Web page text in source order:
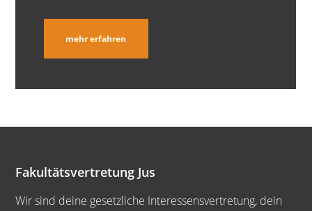
mehr erfahren
Fakultätsvertretung Jus
Wir sind deine gesetzliche Interessensvertretung, dein